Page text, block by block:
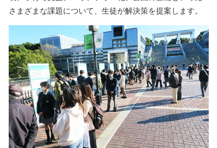
さまざまな課題について、生徒が解決策を提案します。